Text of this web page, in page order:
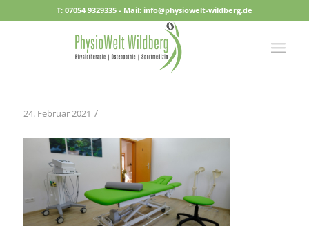
T: 07054 9329335 - Mail: info@physiowelt-wildberg.de
24. Februar 2021 /